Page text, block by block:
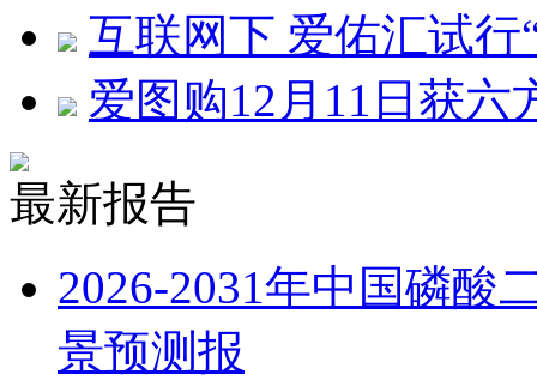
互联网下 爱佑汇试行
爱图购12月11日获六
最新报告
2026-2031年中国磷酸
景预测报